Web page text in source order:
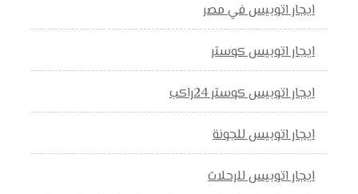
ايجار اتوبيس في مصر
ايجار اتوبيس كوستر
ايجار اتوبيس كوستر 24راكب
ايجار اتوبيس للجونة
ايجار اتوبيس للرحلات